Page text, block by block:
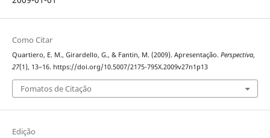
Como Citar
Quartiero, E. M., Girardello, G., & Fantin, M. (2009). Apresentação. Perspectiva,
27(1), 13–16. https://doi.org/10.5007/2175-795X.2009v27n1p13
Fomatos de Citação
Edição